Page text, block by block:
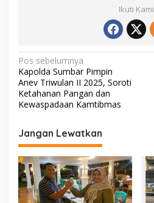
k
A
p
p
Li
n
k
Ikuti Kami
N
a
v
i
g
a
s
i
Pos sebelumnya
Kapolda Sumbar Pimpin
Anev Triwulan II 2025, Soroti
Ketahanan Pangan dan
Kewaspadaan Kamtibmas
Jangan Lewatkan